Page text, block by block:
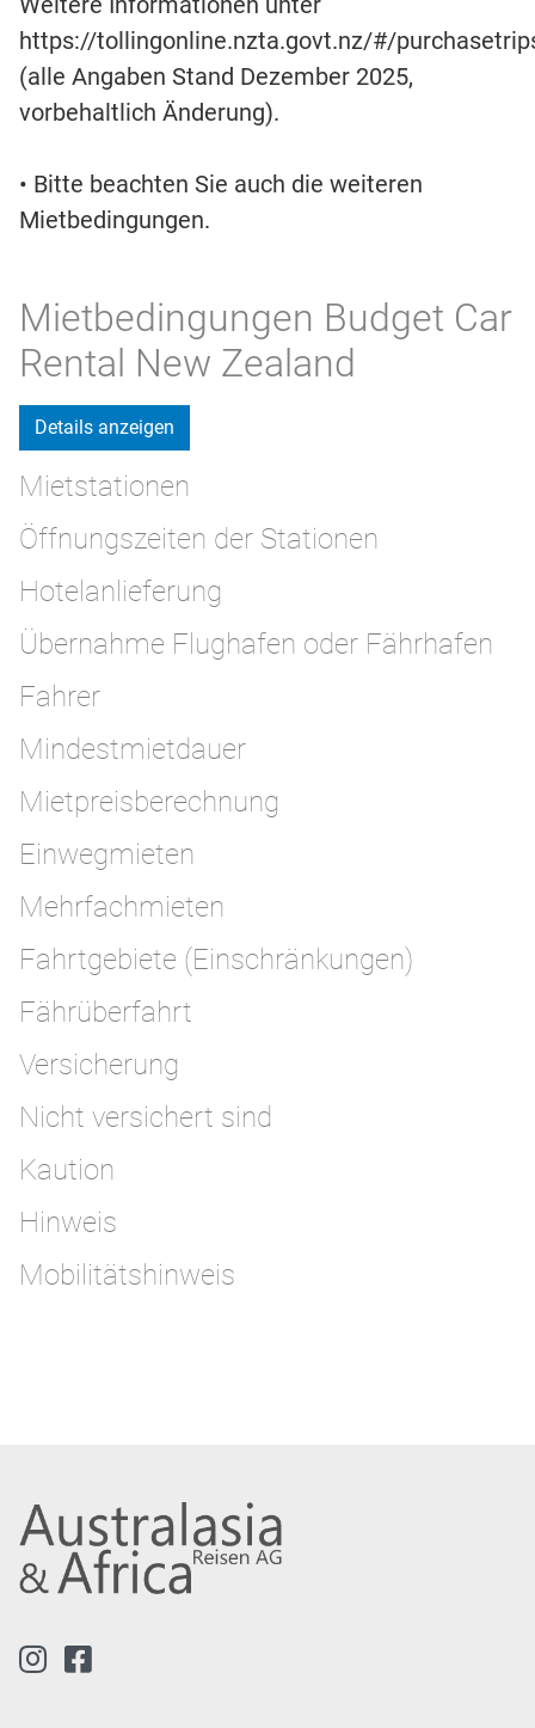
https://tollingonline.nzta.govt.nz/#/
(alle Angaben Stand Dezember 2025,
vorbehaltlich Änderung).
• Bitte beachten Sie auch die weiteren
Mietbedingungen.
Mietbedingungen Budget Car
Rental New Zealand
Details anzeigen
Mietstationen
Öffnungszeiten der Stationen
Hotelanlieferung
Übernahme Flughafen oder Fährhafen
Fahrer
Mindestmietdauer
Mietpreisberechnung
Einwegmieten
Mehrfachmieten
Fahrtgebiete (Einschränkungen)
Fährüberfahrt
Versicherung
Nicht versichert sind
Kaution
Hinweis
Mobilitätshinweis